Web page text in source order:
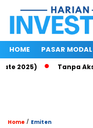
HOME PASAR MODAL
Tanpa Aksi
Home / Emiten